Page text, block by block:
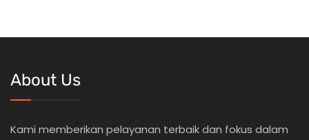
About Us
Kami memberikan pelayanan terbaik dan fokus dalam